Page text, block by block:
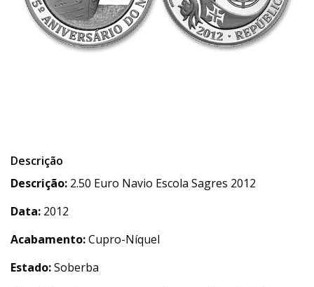
Descrição
Descrição: 2.50 Euro Navio Escola Sagres 2012
Data: 2012
Acabamento:Cupro-Níquel
Estado:Soberba